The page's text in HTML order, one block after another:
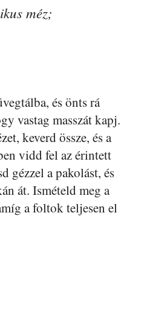
méz;
és önts rá
vastag masszát kapj.
keverd össze, és a
vidd fel az érintett
gézzel a pakolást, és
át. Ismételd meg a
a foltok teljesen el